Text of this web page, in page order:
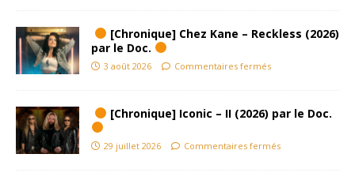
[Chronique] Chez Kane – Reckless (2026)
par le Doc.
3 août 2026 Commentaires fermés
[Chronique] Iconic – II (2026) par le Doc.
29 juillet 2026 Commentaires fermés